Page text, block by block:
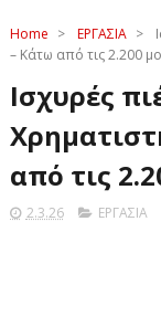
Home > ΕΡΓΑΣΙΑ >
– Κάτω από τις 2.200
Ισχυρές
από τις
2.3.26 ΕΡΓΑΣΙΑ